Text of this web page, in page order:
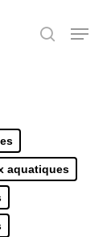
search
Menu
aquatiques